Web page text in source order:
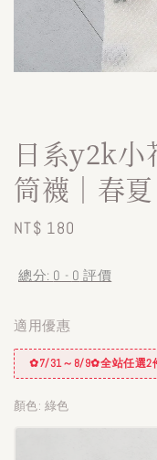
日系y2k小
筒襪｜春
Regular
NT$ 180
總分: 0 - 0 評價
適用優惠
✿7/31～8/9✿全站任選2
顏色: 綠色